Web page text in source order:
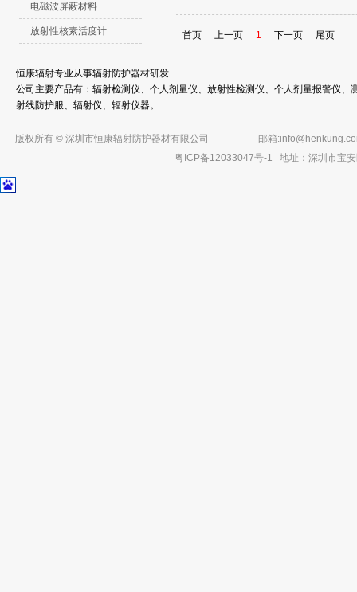
电磁波屏蔽材料
放射性核素活度计 首页 上一页 1 下一页 尾页
恒康辐射专业从事辐射防护器材研发
公司主要产品有：辐射检测仪、个人剂量仪、放射性检测仪、个人剂量报警仪
射线防护服、辐射仪、辐射仪器。
版权所有 © 深圳市恒康辐射防护器材有限公司 邮箱:
粤ICP备12033047号-1 地址：深圳市宝